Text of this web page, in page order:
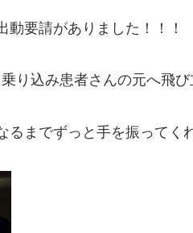
動要請がありました！！！
り込み患者さんの元へ飛
るまでずっと手を振ってく